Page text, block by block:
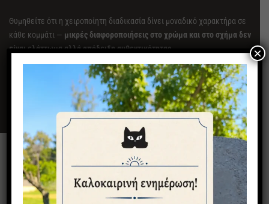
Θυμηθείτε ότι η χειροποίητη διαδικασία δίνει μοναδικό χαρακτήρα σε
κάθε κομμάτι — μικρές διαφοροποιήσεις στο χρώμα και στο σχήμα δεν
είναι ελάττωμα αλλά απόδειξη αυθεντικότητας
χρόνοι παράδοσηςποικίλουν ανάλογα με τη διαθεσιμότητα και την
ποσότητα της παραγγελίας, από 5 έως 9 ημέρες για λίγα τεμάχια,
κατόπιν συνεννόησης για περισσότερα των 8 τεμαχίων.
Μπορεί να σας αρέσουν
×